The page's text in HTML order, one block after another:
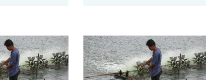
in Pacific white shrimp
dietética de arcilla de montmorillonita ayudar a mitigar
Can dietary inclusion of